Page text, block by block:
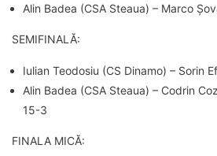
Alin Badea (CSA Steaua) – Marco
SEMIFINALĂ:
Iulian Teodosiu (CS Dinamo) – Sorin
Alin Badea (CSA Steaua) – Codrin
15-3
FINALA MICĂ: